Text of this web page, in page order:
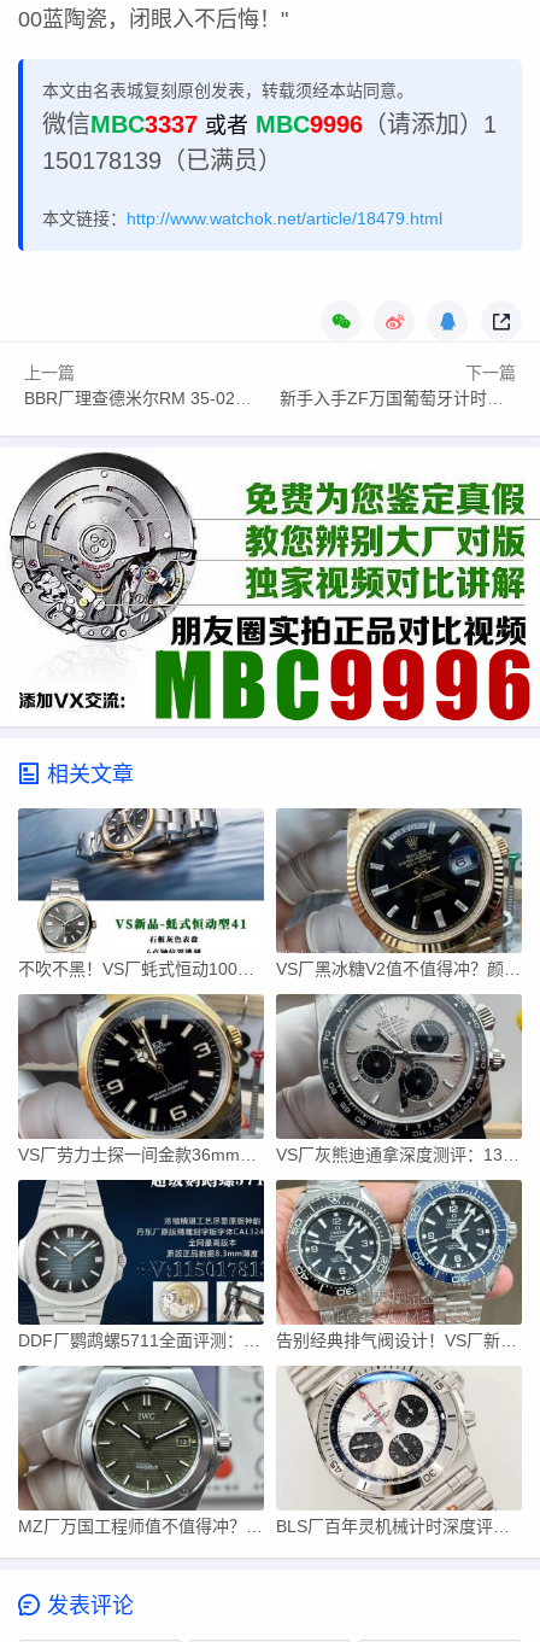
00蓝陶瓷，闭眼入不后悔！"
本文由名表城复刻原创发表，转载须经本站同意。
微信MBC3337 或者 MBC9996 （请添加）1
150178139（已满员）
本文链接： http://www.watchok.net/article/18479.html
上一篇
BBR厂理查德米尔RM 35-02重量仅50克，多图对比原版
下一篇
新手入手ZF万国葡萄牙计时系列有何辨别要点？
相关文章
发表评论